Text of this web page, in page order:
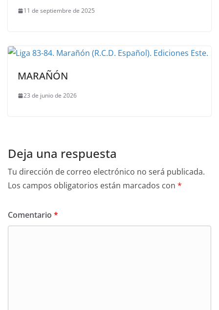
11 de septiembre de 2025
MARAÑÓN
23 de junio de 2026
Deja una respuesta
Tu dirección de correo electrónico no será publicada.
Los campos obligatorios están marcados con *
Comentario *